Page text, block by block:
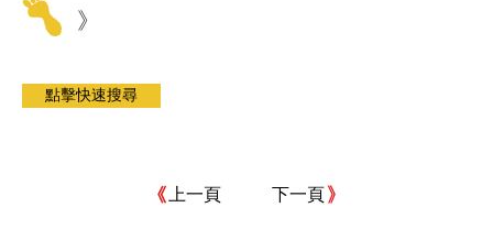
》
上一頁 下一頁